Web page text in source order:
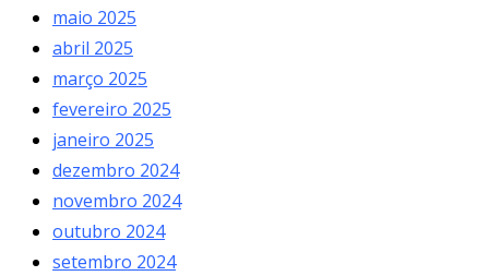
maio 2025
abril 2025
março 2025
fevereiro 2025
janeiro 2025
dezembro 2024
novembro 2024
outubro 2024
setembro 2024